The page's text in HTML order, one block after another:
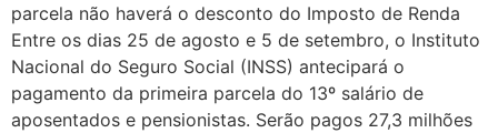
parcela não haverá o desconto do Imposto de Renda
Entre os dias 25 de agosto e 5 de setembro, o Instituto
Nacional do Seguro Social (INSS) antecipará o
pagamento da primeira parcela do 13º salário de
aposentados e pensionistas. Serão pagos 27,3 milhões